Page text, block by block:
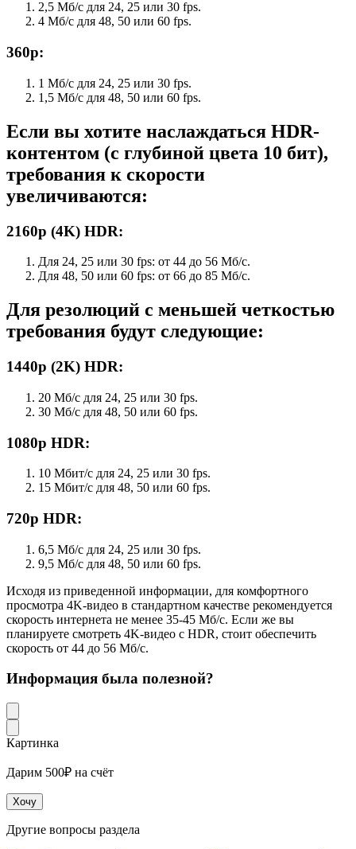
2,5 Мб/с для 24, 25 или 30 fps.
4 Мб/с для 48, 50 или 60 fps.
360p:
1 Мб/с для 24, 25 или 30 fps.
1,5 Мб/с для 48, 50 или 60 fps.
Если вы хотите наслаждаться HDR-
контентом (с глубиной цвета 10 бит),
требования к скорости
увеличиваются:
2160p (4K) HDR:
Для 24, 25 или 30 fps: от 44 до 56 Мб/с.
Для 48, 50 или 60 fps: от 66 до 85 Мб/с.
Для резолюций с меньшей четкостью
требования будут следующие:
1440p (2K) HDR:
20 Мб/с для 24, 25 или 30 fps.
30 Мб/с для 48, 50 или 60 fps.
1080p HDR:
10 Мбит/с для 24, 25 или 30 fps.
15 Мбит/с для 48, 50 или 60 fps.
720p HDR:
6,5 Мб/с для 24, 25 или 30 fps.
9,5 Мб/с для 48, 50 или 60 fps.
Исходя из приведенной информации, для комфортного
просмотра 4K-видео в стандартном качестве рекомендуется
скорость интернета не менее 35-45 Мб/с. Если же вы
планируете смотреть 4K-видео с HDR, стоит обеспечить
скорость от 44 до 56 Мб/с.
Информация была полезной?
Картинка
Дарим 500₽ на счёт
Хочу
Другие вопросы раздела